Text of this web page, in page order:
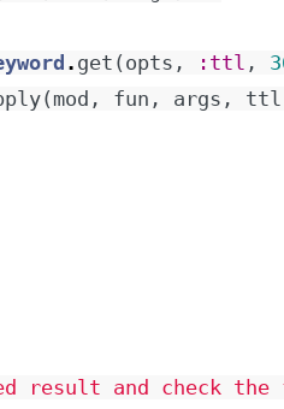
. get ( opts , :ttl ,
( mod , fun , args , ttl
result and check the